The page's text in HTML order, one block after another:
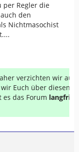
per Regler die
den
Nichtmasochist
verzichten wir auf
Euch über diesen
das Forum